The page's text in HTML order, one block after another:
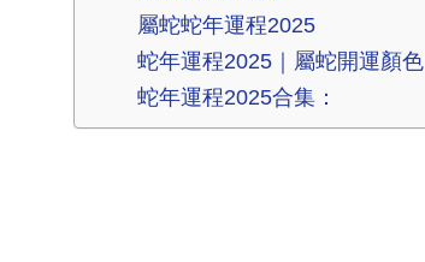
屬蛇蛇年運程2025
蛇年運程2025｜屬蛇開運顏色
蛇年運程2025合集：